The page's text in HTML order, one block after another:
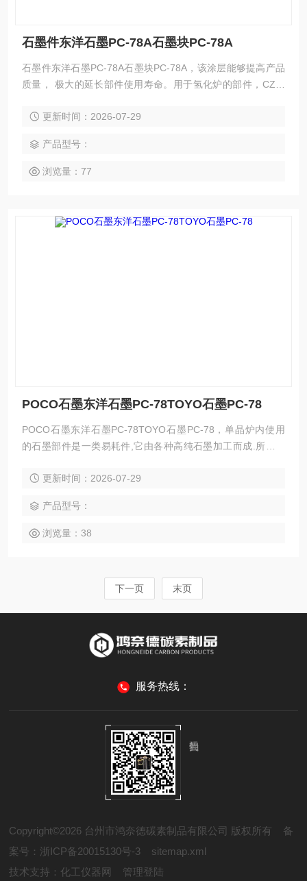
石墨件东洋石墨PC-78A石墨块PC-78A
石墨件东洋石墨PC-78A石墨块PC-78A，该涂层能够提高产品
质量， 极大的延长部件使用寿命。用于氢化炉的部件，CZ装
更新时间：2026-07-29
产品型号：
浏览量：77
POCO石墨东洋石墨PC-78TOYO石墨PC-78
POCO石墨东洋石墨PC-78TOYO石墨PC-78，单晶炉内使用
的石墨部件是一类易耗件,它由各种高纯石墨加工而成.所有的
根据您订单要求。
更新时间：2026-07-29
产品型号：
浏览量：38
下一页 末页
服务热线：
Copyright©2026 台州市鸿奈德碳素制品有限公司 版权所有 备
案号：浙ICP备20015130号-3
sitemap.xml
技术支持： 化工仪器网 管理登陆